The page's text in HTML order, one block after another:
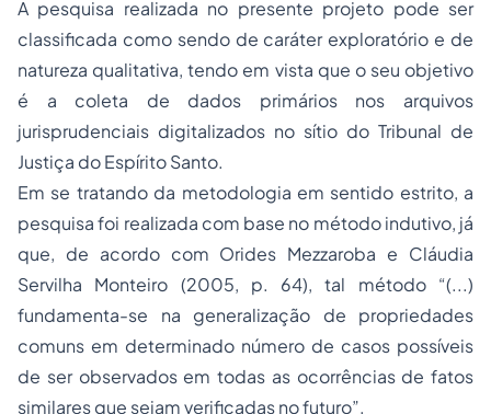
A pesquisa realizada no presente projeto pode ser
classificada como sendo de caráter exploratório e de
natureza qualitativa, tendo em vista que o seu objetivo
é a coleta de dados primários nos arquivos
jurisprudenciais digitalizados no sítio do Tribunal de
Justiça do Espírito Santo.
Em se tratando da metodologia em sentido estrito, a
pesquisa foi realizada com base no método indutivo, já
que, de acordo com Orides Mezzaroba e Cláudia
Servilha Monteiro (2005, p. 64), tal método “(...)
fundamenta-se na generalização de propriedades
comuns em determinado número de casos possíveis
de ser observados em todas as ocorrências de fatos
similares que sejam verificadas no futuro”.